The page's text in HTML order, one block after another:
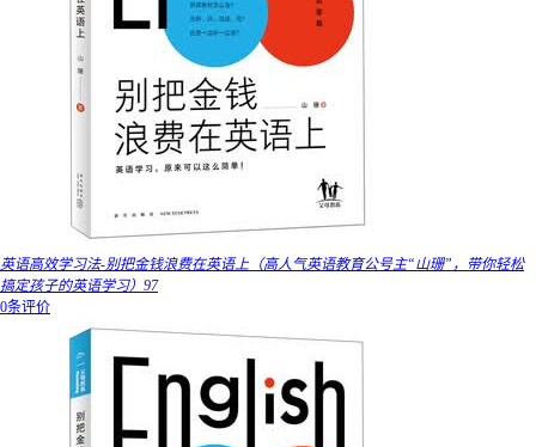
英语高效学习法-别把金钱浪费在英语上（高人气英语教育公号主“山珊”，带你轻松
搞定孩子的英语学习）97
0条评价